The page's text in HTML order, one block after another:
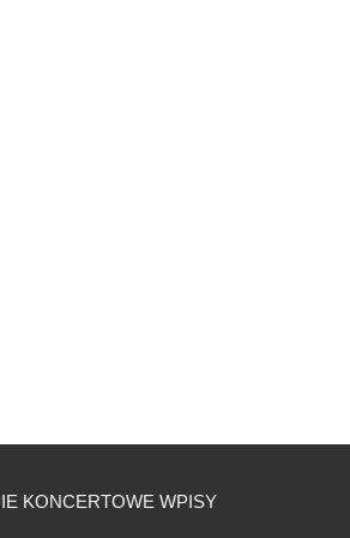
KONCERTOWE WPISY